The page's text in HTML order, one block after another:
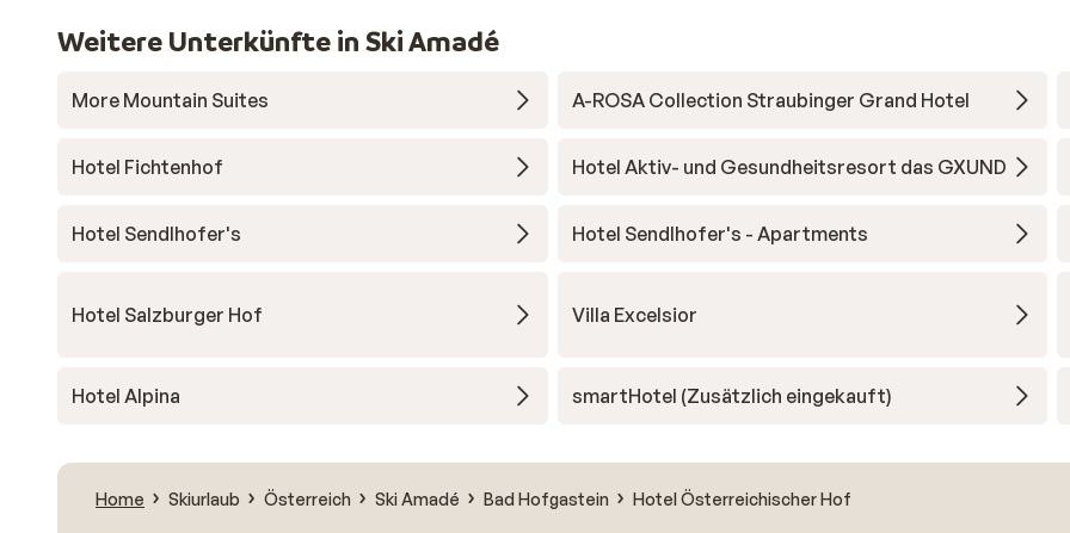
Weitere Unterkünfte in Ski Amadé
More Mountain Suites A-ROSA Collection Straubinger Grand Hotel
Hotel Fichtenhof Hotel Aktiv- und Gesundheitsresort das GXUND
Hotel Sendlhofer's Hotel Sendlhofer's - Apartments
Hotel Salzburger Hof Villa Excelsior
Hotel Alpina smartHotel (Zusätzlich eingekauft)
Home Skiurlaub Österreich Ski Amadé Bad Hofgastein Hotel Österreichischer Hof